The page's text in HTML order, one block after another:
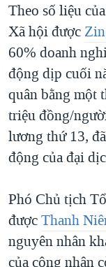
Theo số liệu
Xã hội được
60% doanh
động dịp cuối
quân bằng một
triệu đồng/
lương thứ 13,
động của đại
Phó Chủ tịch
đượcThanh
nguyên nhân
của công nhân